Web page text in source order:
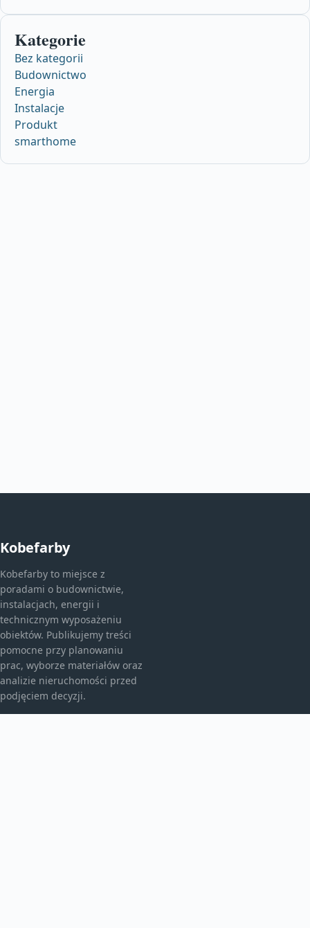
Kategorie
Bez kategorii
Budownictwo
Energia
Instalacje
Produkt
smarthome
Kobefarby
Kobefarby to miejsce z
poradami o budownictwie,
instalacjach, energii i
technicznym wyposażeniu
obiektów. Publikujemy treści
pomocne przy planowaniu
prac, wyborze materiałów oraz
analizie nieruchomości przed
podjęciem decyzji.